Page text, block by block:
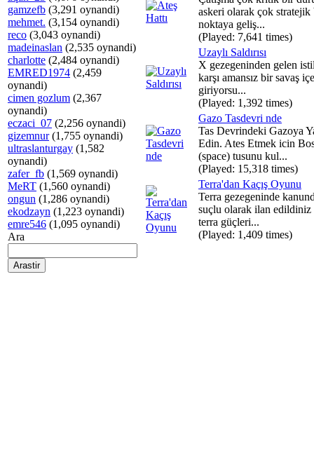
gamzefb (3,291 oynandi)
mehmet. (3,154 oynandi)
reco (3,043 oynandi)
madeinaslan (2,535 oynandi)
charlotte (2,484 oynandi)
EMRED1974 (2,459
oynandi)
cimen gozlum (2,367
oynandi)
eczaci_07 (2,256 oynandi)
gizemnur(1,755 oynandi)
ultraslanturgay (1,582
oynandi)
zafer_fb (1,569 oynandi)
MeRT (1,560 oynandi)
ongun (1,286 oynandi)
ekodzayn (1,223 oynandi)
emre546 (1,095 oynandi)
Ara
askeri olarak çok stratejik
noktaya geliş...
(Played: 7,641 times)
Uzaylı Saldırısı
X gezegeninden gelen
karşı amansız bir savaş
giriyorsu...
(Played: 1,392 times)
Gazo Tasdevri nde
Tas Devrindeki Gazoya
Edin. Ates Etmek icin
(space) tusunu kul...
(Played: 15,318 times)
Terra'dan Kaçış Oyunu
Terra gezegeninde
suçlu olarak ilan edildiniz
terra güçleri...
(Played: 1,409 times)